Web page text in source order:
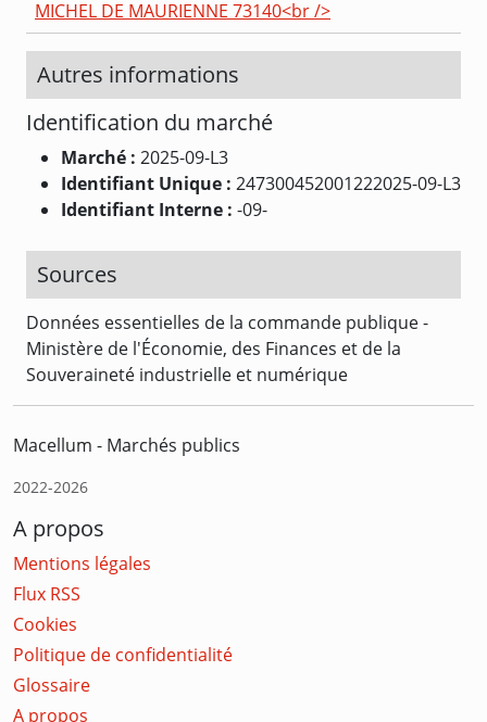
MICHEL DE MAURIENNE 73140<br />
Autres informations
Identification du marché
Marché : 2025-09-L3
Identifiant Unique : 247300452001222025-09-L3
Identifiant Interne : -09-
Sources
Données essentielles de la commande publique -
Ministère de l'Économie, des Finances et de la
Souveraineté industrielle et numérique
Macellum - Marchés publics
2022-2026
A propos
Mentions légales
Flux RSS
Cookies
Politique de confidentialité
Glossaire
A propos